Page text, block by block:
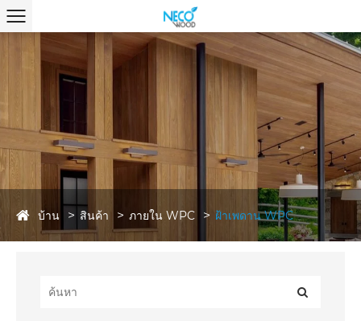
บ้าน สินค้า ภายใน WPC ฝ้าเพดาน WPC